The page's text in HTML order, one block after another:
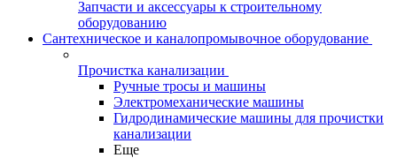
Запчасти и аксессуары к строительному
оборудованию
Сантехническое и каналопромывочное оборудование
Прочистка канализации
Ручные тросы и машины
Электромеханические машины
Гидродинамические машины для прочистки
канализации
Еще